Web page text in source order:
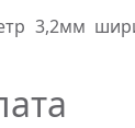
3,2мм